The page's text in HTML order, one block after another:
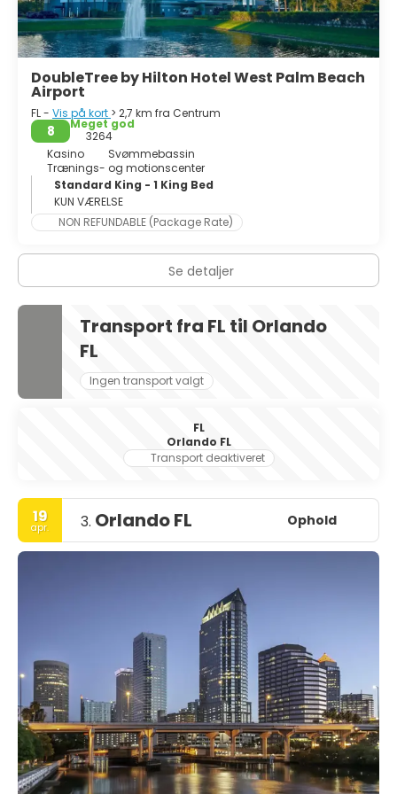
DoubleTree by Hilton Hotel West Palm Beach
Airport
FL - Vis på kort > 2,7 km fra Centrum
8
Meget god
3264
Kasino
Svømmebassin
Trænings- og motionscenter
Standard King - 1 King Bed
KUN VÆRELSE
NON REFUNDABLE (Package Rate)
Se detaljer
Transport fra FL til Orlando
FL
Ingen transport valgt
FL
Orlando FL
Transport deaktiveret
19
apr. 3. Orlando FL Ophold